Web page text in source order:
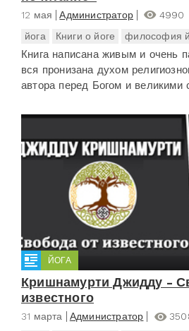
12 мая Администратор
4990
йога
Книги о йоге философия
Книга написана живым и очень
вся пронизана духом
автора перед Богом и великими
ЙОГА
Кришнамурти Джидду -
известного
31 марта Администратор